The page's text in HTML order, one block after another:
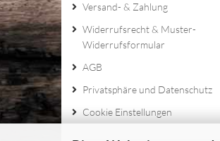
Versand- & Zahlung
Widerrufsrecht & Muster-
Widerrufsformular
AGB
Privatsphäre und Datenschutz
Cookie Einstellungen